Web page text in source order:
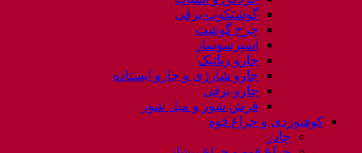
گوشتکوب برقی
چرخ گوشت
اسپرسوساز
جارو رباتیک
جارو شارژی و جارو ایستاده
جارو برقی
فرش شور و مبل شور
کوهنوردی و چراغ قوه
چادر